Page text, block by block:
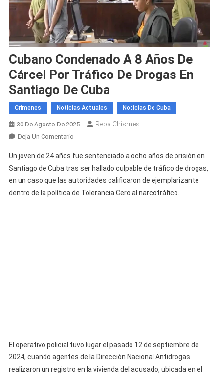
Cubano Condenado A 8 Años De
Cárcel Por Tráfico De Drogas En
Santiago De Cuba
Crimenes Notícias Actuales Notícias De Cuba
30 De Agosto De 2025 Repa Chismes
Deja Un ComentarioEn
Condenado
A
8
Años
Un joven de 24 años fue sentenciado a ocho años de prisión en
Santiago de Cuba tras ser hallado culpable de tráfico de drogas,
en un caso que las autoridades calificaron de ejemplarizante
dentro de la política de Tolerancia Cero al narcotráfico.
El operativo policial tuvo lugar el pasado 12 de septiembre de
2024, cuando agentes de la Dirección Nacional Antidrogas
realizaron un registro en la vivienda del acusado, ubicada en el